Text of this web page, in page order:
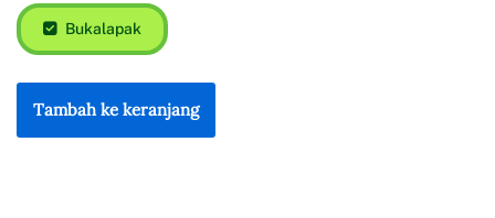
Bukalapak
Tambah ke keranjang